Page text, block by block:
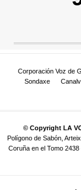
Corporación Voz de
Sondaxe
© Copyright LA
Polígono de Sabón,
Coruña en el Tomo